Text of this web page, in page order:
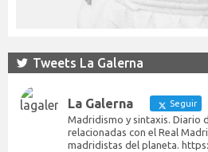
Tweets La Galerna
La Galerna Seguir
Madridismo y sintaxis. Diario
relacionadas con el Real
madridistas del planeta.